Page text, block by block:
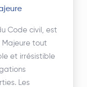
Code civil, est
Majeure tout
et irrésistible
Les